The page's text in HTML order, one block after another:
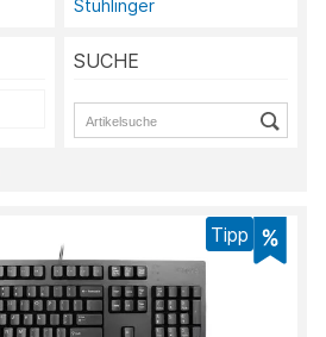
Stühlinger
SUCHE
Tipp